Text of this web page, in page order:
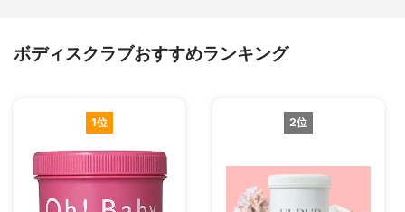
ボディスクラブおすすめランキング
1位 2位